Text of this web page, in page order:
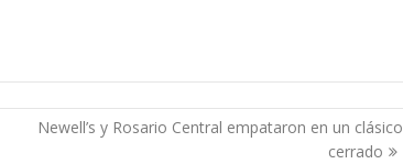
Newell’s y Rosario Central empataron en un clásico
cerrado